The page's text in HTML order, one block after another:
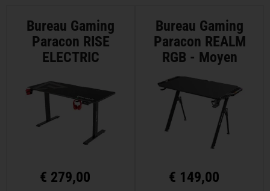
Bureau Gaming
Paracon RISE
ELECTRIC
Ajustable)
€ 279,00
Bureau Gaming
Paracon REALM
RGB - Moyen
€ 149,00